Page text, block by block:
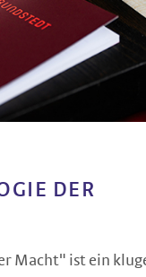
DER
Macht" ist ein